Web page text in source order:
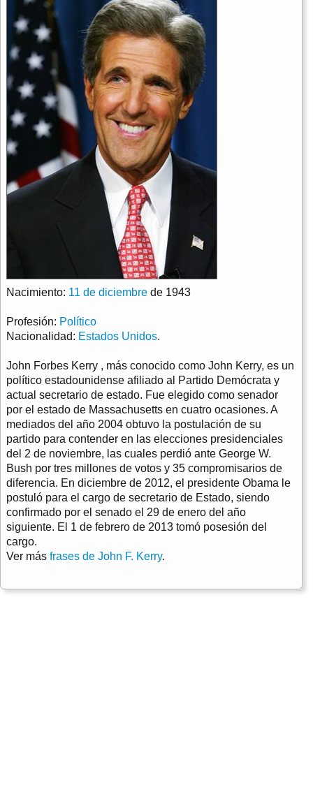
Nacimiento: 11 de diciembre de 1943
Profesión: Político
Nacionalidad: Estados Unidos.
John Forbes Kerry , más conocido como John Kerry, es un
político estadounidense afiliado al Partido Demócrata y
actual secretario de estado. Fue elegido como senador
por el estado de Massachusetts en cuatro ocasiones. A
mediados del año 2004 obtuvo la postulación de su
partido para contender en las elecciones presidenciales
del 2 de noviembre, las cuales perdió ante George W.
Bush por tres millones de votos y 35 compromisarios de
diferencia. En diciembre de 2012, el presidente Obama le
postuló para el cargo de secretario de Estado, siendo
confirmado por el senado el 29 de enero del año
siguiente. El 1 de febrero de 2013 tomó posesión del
cargo.
Ver más frases de John F. Kerry.